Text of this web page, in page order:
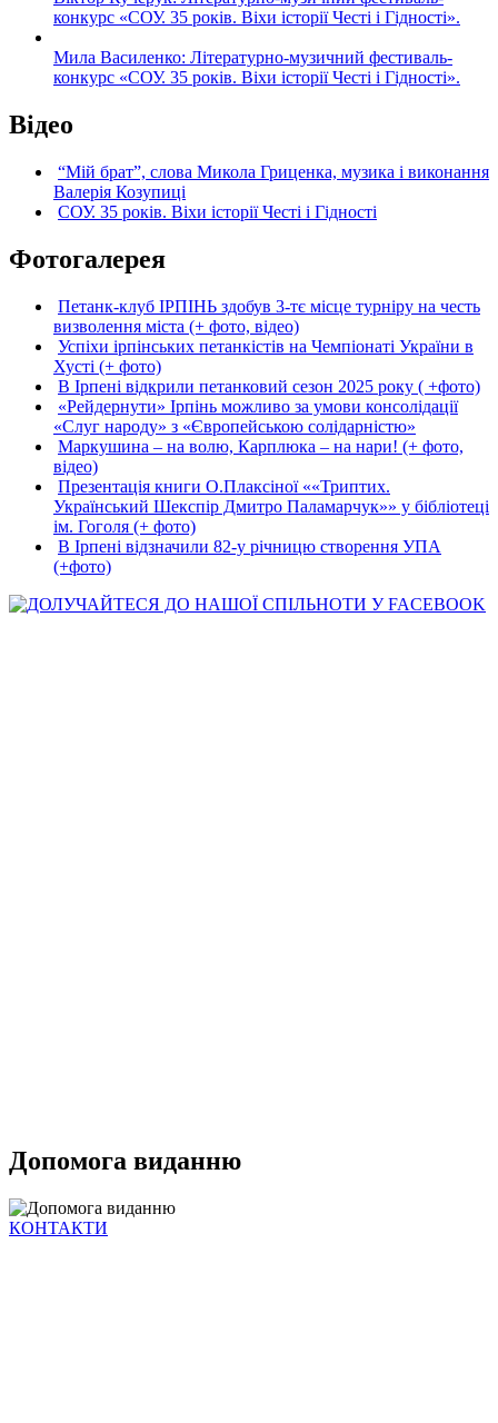
конкурс «СОУ. 35 років. Віхи історії Честі і Гідності».
Мила Василенко: Літературно-музичний фестиваль-
конкурс «СОУ. 35 років. Віхи історії Честі і Гідності».
Відео
“Мій брат”, слова Микола Гриценка, музика і виконання
Валерія Козупиці
СОУ. 35 років. Віхи історії Честі і Гідності
Фотогалерея
Петанк-клуб ІРПІНЬ здобув 3-тє місце турніру на честь
визволення міста (+ фото, відео)
Успіхи ірпінських петанкістів на Чемпіонаті України в
Хусті (+ фото)
В Ірпені відкрили петанковий сезон 2025 року ( +фото)
«Рейдернути» Ірпінь можливо за умови консолідації
«Слуг народу» з «Європейською солідарністю»
Маркушина – на волю, Карплюка – на нари! (+ фото,
відео)
Презентація книги О.Плаксіної ««Триптих.
Український Шекспір Дмитро Паламарчук»» у бібліотеці
ім. Гоголя (+ фото)
В Ірпені відзначили 82-у річницю створення УПА
(+фото)
Допомога виданню
КОНТАКТИ